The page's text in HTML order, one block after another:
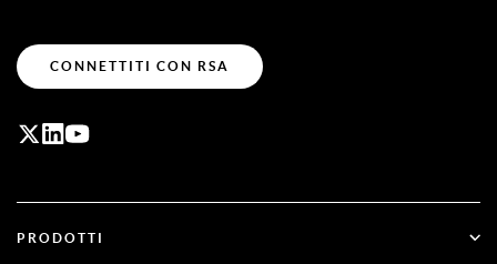
CONNETTITI CON RSA
PRODOTTI